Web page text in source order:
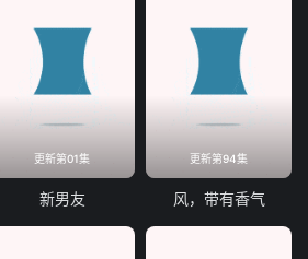
更新第01集
新男友
更新第94集
风，带有香气